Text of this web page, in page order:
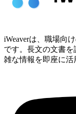
iWeaverは、職場向
です。長文の文書
雑な情報を即座に活